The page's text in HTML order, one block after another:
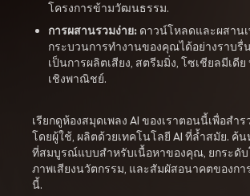
โครงการข้ามวัฒนธรรม.
การผสานรวมง่าย: ดาวน์โหลดและผสานเ
กระบวนการทำงานของคุณได้อย่างราบรื่
เป็นการผลิตเสียง, สตรีมมิ่ง, โซเชียลมีเดี
เชิงพาณิชย์.
เรียกดูห้องสมุดเพลง AI ของเราตอนนี้เพื่อสำ
โดยผู้ใช้, ผลิตด้วยเทคโนโลยี AI ที่ล้ำสมัย. ค้น
ที่สมบูรณ์แบบสำหรับเนื้อหาของคุณ, ยกระดับ
ภาพเสียงนวัตกรรม, และสัมผัสอนาคตของก
นี้.